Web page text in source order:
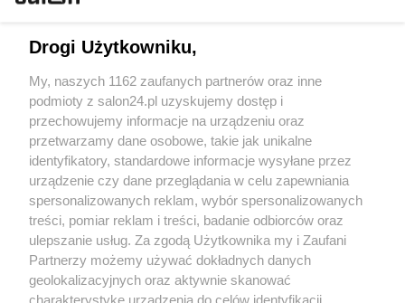
Sport
Społeczeństwo
Kultura
X Facebook Instagram Youtube
Drogi Użytkowniku,
My, naszych 1162 zaufanych partnerów oraz inne
podmioty z salon24.pl uzyskujemy dostęp i
przechowujemy informacje na urządzeniu oraz
przetwarzamy dane osobowe, takie jak unikalne
identyfikatory, standardowe informacje wysyłane przez
urządzenie czy dane przeglądania w celu zapewniania
spersonalizowanych reklam, wybór spersonalizowanych
treści, pomiar reklam i treści, badanie odbiorców oraz
ulepszanie usług. Za zgodą Użytkownika my i Zaufani
Partnerzy możemy używać dokładnych danych
geolokalizacyjnych oraz aktywnie skanować
charakterystykę urządzenia do celów identyfikacji.